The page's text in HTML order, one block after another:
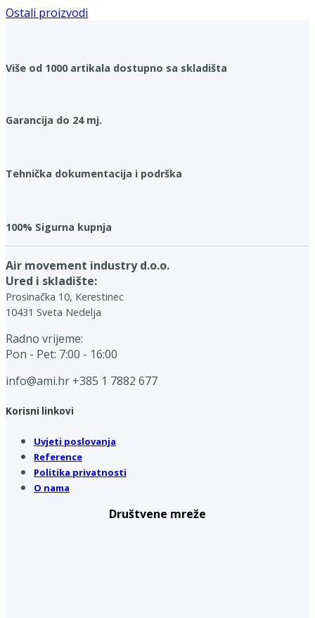
Ostali proizvodi
Više od 1000 artikala dostupno sa skladišta
Garancija do 24 mj.
Tehnička dokumentacija i podrška
100% Sigurna kupnja
Air movement industry d.o.o.
Ured i skladište:
Prosinačka 10, Kerestinec
10431 Sveta Nedelja
Radno vrijeme:
Pon - Pet: 7:00 - 16:00
info@ami.hr +385 1 7882 677
Korisni linkovi
Uvjeti poslovanja
Reference
Politika privatnosti
O nama
Društvene mreže